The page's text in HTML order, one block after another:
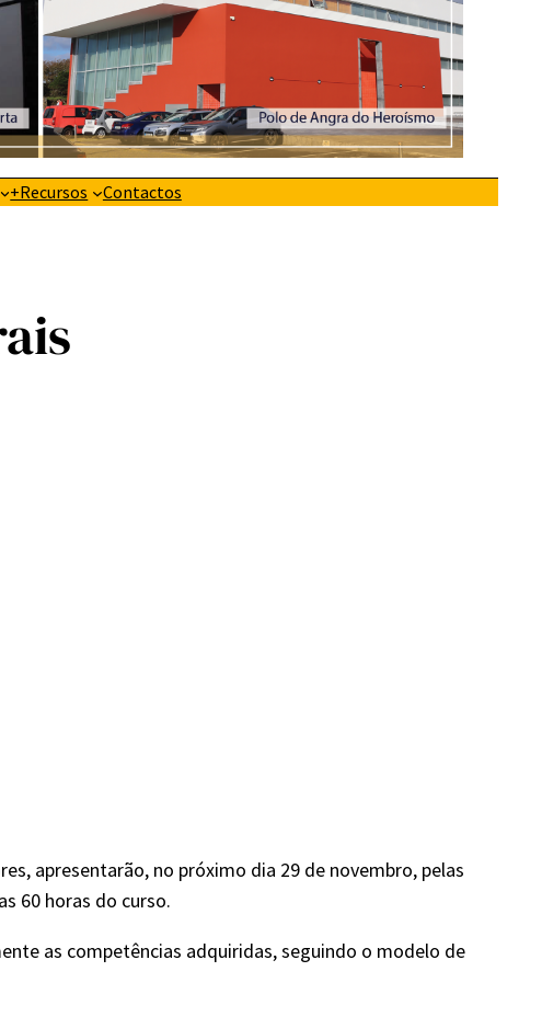
+Recursos Contactos
apresentarão, no próximo dia 29 de novembro, pelas
60 horas do curso.
as competências adquiridas, seguindo o modelo de